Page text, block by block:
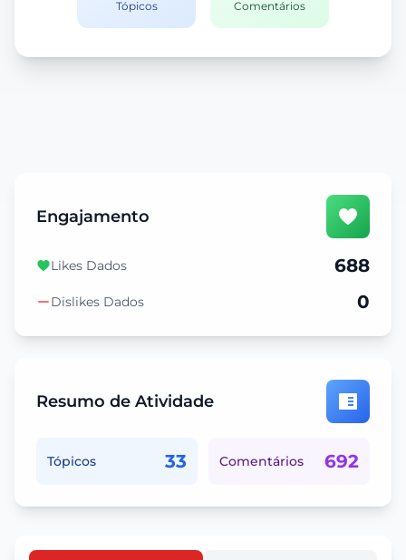
Tópicos Comentários
Engajamento
Likes Dados 688
Dislikes Dados 0
Resumo de Atividade
Tópicos 33 Comentários 692